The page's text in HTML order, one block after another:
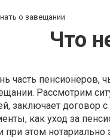
о завещании
Что
часть пенсионеров,
Рассмотрим
заключает договор
как уход за
при этом